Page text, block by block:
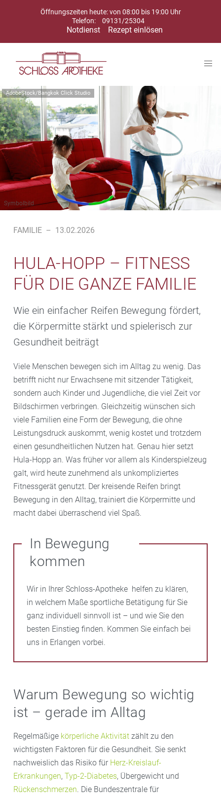
Öffnungszeiten heute: von 08:00 bis 19:00 Uhr
Telefon:
09131/25304
Notdienst Rezept einlösen
AdobeStock/Bangkok Click Studio
Symbolbild
FAMILIE – 13.02.2026
HULA-HOPP – FITNESS
FÜR DIE GANZE FAMILIE
Wie ein einfacher Reifen Bewegung fördert,
die Körpermitte stärkt und spielerisch zur
Gesundheit beiträgt
Viele Menschen bewegen sich im Alltag zu wenig. Das
betrifft nicht nur Erwachsene mit sitzender Tätigkeit,
sondern auch Kinder und Jugendliche, die viel Zeit vor
Bildschirmen verbringen. Gleichzeitig wünschen sich
viele Familien eine Form der Bewegung, die ohne
Leistungsdruck auskommt, wenig kostet und trotzdem
einen gesundheitlichen Nutzen hat. Genau hier setzt
Hula-Hopp an. Was früher vor allem als Kinderspielzeug
galt, wird heute zunehmend als unkompliziertes
Fitnessgerät genutzt. Der kreisende Reifen bringt
Bewegung in den Alltag, trainiert die Körpermitte und
macht dabei überraschend viel Spaß.
In Bewegung
kommen
Wir in Ihrer Schloss-Apotheke helfen zu klären,
in welchem Maße sportliche Betätigung für Sie
ganz individuell sinnvoll ist – und wie Sie den
besten Einstieg finden. Kommen Sie einfach bei
uns in Erlangen vorbei.
Warum Bewegung so wichtig
ist – gerade im Alltag
Regelmäßige körperliche Aktivität zählt zu den
wichtigsten Faktoren für die Gesundheit. Sie senkt
nachweislich das Risiko für Herz-Kreislauf-
Erkrankungen, Typ-2-Diabetes, Übergewicht und
Rückenschmerzen. Die Bundeszentrale für